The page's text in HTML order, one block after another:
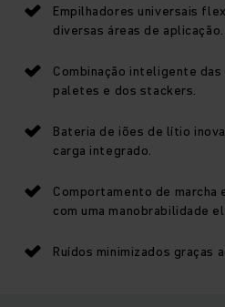
Empilhadores universais
diversas áreas de aplicação.
Combinação inteligente
paletes e dos stackers.
Bateria de iões de lítio
carga integrado.
Comportamento de marcha
com uma manobrabilidade
Ruídos minimizados graças